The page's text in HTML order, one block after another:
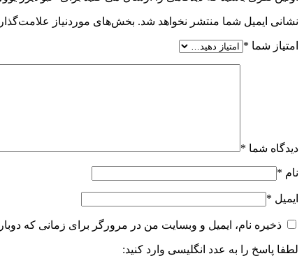
نشانی ایمیل شما منتشر نخواهد شد. بخش‌های موردنیاز
امتیاز شما *
دیدگاه شما *
نام *
ایمیل *
ذخیره نام، ایمیل و وبسایت من در مرورگر برای زمانی که
لطفا پاسخ را به عدد انگلیسی وارد کنید: